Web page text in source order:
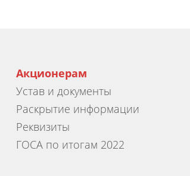
Акционерам
Устав и документы
Раскрытие информации
Реквизиты
ГОСА по итогам 2022